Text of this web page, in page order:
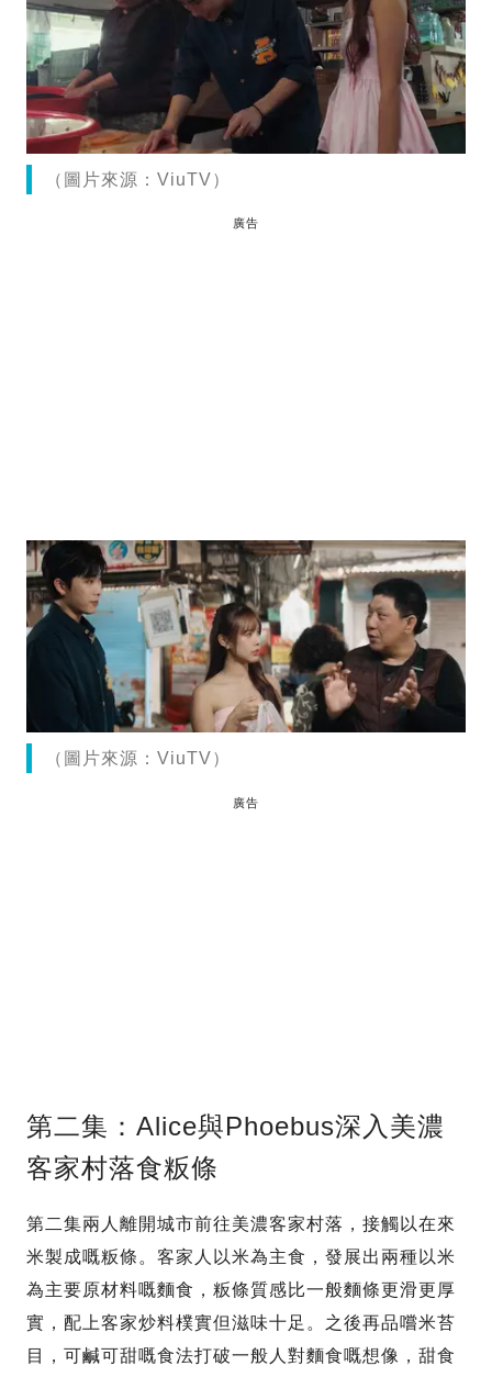
（圖片來源：ViuTV）
廣告
（圖片來源：ViuTV）
廣告
第二集：Alice與Phoebus深入美濃
客家村落食粄條
第二集兩人離開城市前往美濃客家村落，接觸以在來
米製成嘅粄條。客家人以米為主食，發展出兩種以米
為主要原材料嘅麵食，粄條質感比一般麵條更滑更厚
實，配上客家炒料樸實但滋味十足。之後再品嚐米苔
目，可鹹可甜嘅食法打破一般人對麵食嘅想像，甜食